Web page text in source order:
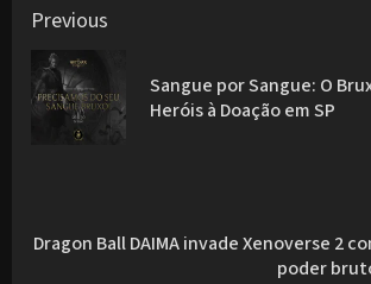
Post
navigation
Previous
Sangue por Sangue: O
Heróis à Doação em SP
Next
Dragon Ball DAIMA invade Xenoverse 2
poder